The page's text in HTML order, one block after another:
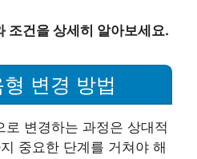
조건을 상세히 알아보세요.
변경 방법
변경하는 과정은 상대적
중요한 단계를 거쳐야 해